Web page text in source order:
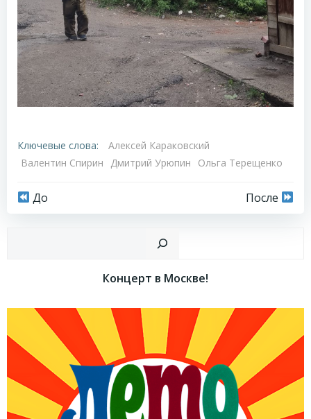
Ключевые слова:
Алексей Караковский
Валентин Спирин
Дмитрий Урюпин Ольга Терещенко
Навигация
записям
До
Навигация
по
записям
После
Концерт в Москве!